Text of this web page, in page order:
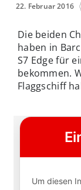
22. Februar 2016
Die beiden
haben in
S7 Edge für
bekommen.
Flaggschiff